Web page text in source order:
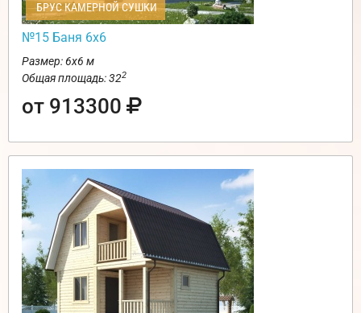
БРУС КАМЕРНОЙ СУШКИ
№15 Баня 6х6
Размер: 6х6 м
Общая площадь: 322
от 913300